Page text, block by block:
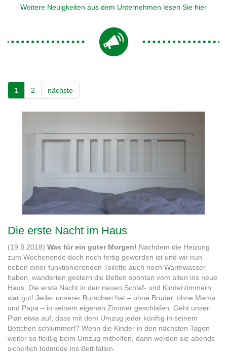
Weitere Neuigkeiten aus dem Unternehmen lesen Sie hier
1 2 nächste
Die erste Nacht im Haus
(19.8.2018) Was für ein guter Morgen! Nachdem die Heizung
zum Wochenende doch noch fertig geworden ist und wir nun
neben einer funktionierenden Toilette auch noch Warmwasser
haben, wanderten gestern die Betten spontan vom alten ins neue
Haus. Die erste Nacht in den neuen Schlaf- und Kinderzimmern
war gut! Jeder unserer Burschen hat – ohne Bruder, ohne Mama
und Papa – in seinem eigenen Zimmer geschlafen. Geht unser
Plan etwa auf, dass mit dem Umzug jeder künftig in seinem
Bettchen schlummert? Wenn die Kinder in den nächsten Tagen
weiter so fleißig beim Umzug mithelfen, dann werden sie abends
sicherlich todmüde ins Bett fallen.